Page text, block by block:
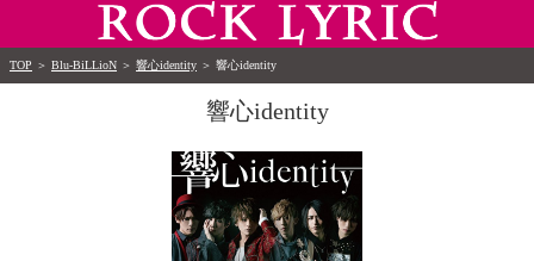
TOP ＞ Blu-BiLLioN ＞ 響心identity ＞ 響心identity
響心identity